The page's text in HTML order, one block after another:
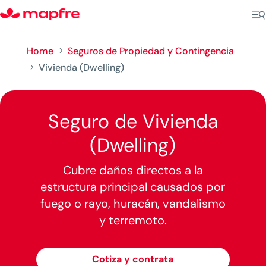
Home 5 Seguros de Propiedad y Contingencia
5 Vivienda (Dwelling)
Seguro de Vivienda
(Dwelling)
Cubre daños directos a la
estructura principal causados por
fuego o rayo, huracán, vandalismo
y terremoto.​​
Cotiza y contrata